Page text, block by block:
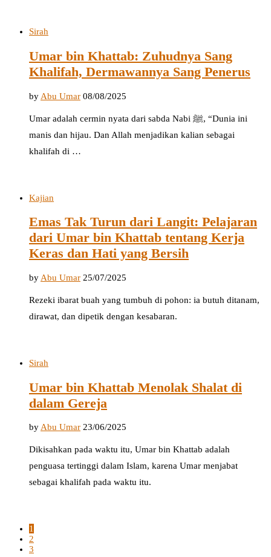
Sirah
Umar bin Khattab: Zuhudnya Sang
Khalifah, Dermawannya Sang Penerus
by Abu Umar 08/08/2025
Umar adalah cermin nyata dari sabda Nabi ﷺ, “Dunia ini
manis dan hijau. Dan Allah menjadikan kalian sebagai
khalifah di …
Kajian
Emas Tak Turun dari Langit: Pelajaran
dari Umar bin Khattab tentang Kerja
Keras dan Hati yang Bersih
by Abu Umar 25/07/2025
Rezeki ibarat buah yang tumbuh di pohon: ia butuh ditanam,
dirawat, dan dipetik dengan kesabaran.
Sirah
Umar bin Khattab Menolak Shalat di
dalam Gereja
byAbu Umar 23/06/2025
Dikisahkan pada waktu itu, Umar bin Khattab adalah
penguasa tertinggi dalam Islam, karena Umar menjabat
sebagai khalifah pada waktu itu.
1
2
3